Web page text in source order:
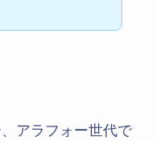
アラフォー世代で